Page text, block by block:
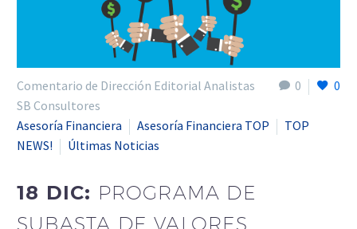
0 0
Comentario de Dirección Editorial Analistas
SB Consultores
Asesoría Financiera
Asesoría Financiera TOP
TOP
NEWS!
Últimas Noticias
18 DIC: PROGRAMA DE
SUBASTA DE VALORES